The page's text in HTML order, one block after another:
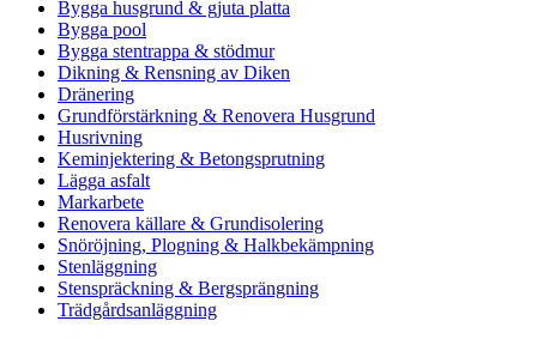
Bygga husgrund & gjuta platta
Bygga pool
Bygga stentrappa & stödmur
Dikning & Rensning av Diken
Dränering
Grundförstärkning & Renovera Husgrund
Husrivning
Keminjektering & Betongsprutning
Lägga asfalt
Markarbete
Renovera källare & Grundisolering
Snöröjning, Plogning & Halkbekämpning
Stenläggning
Stenspräckning & Bergsprängning
Trädgårdsanläggning